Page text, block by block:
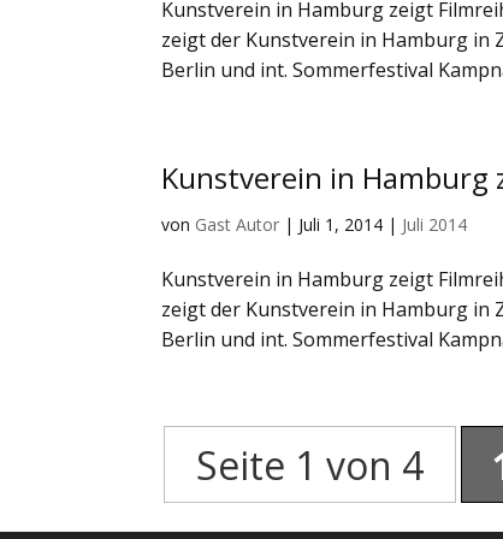
Kunstverein in Hamburg zeigt
zeigt der Kunstverein in Hamburg in
Berlin und int. Sommerfestival
Kunstverein in Hamburg
von Gast Autor | Juli 1, 2014 | Juli 2014
Kunstverein in Hamburg zeigt
zeigt der Kunstverein in Hamburg in
Berlin und int. Sommerfestival
Seite 1 von 4